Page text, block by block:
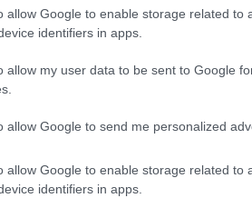
allow Google to enable storage related to
identifiers in apps.
allow my user data to be sent to Google
allow Google to send me personalized
allow Google to enable storage related to
identifiers in apps.
con una media di 85 giorni,
e soggette a
La mancanza di
inefficienza, con regioni